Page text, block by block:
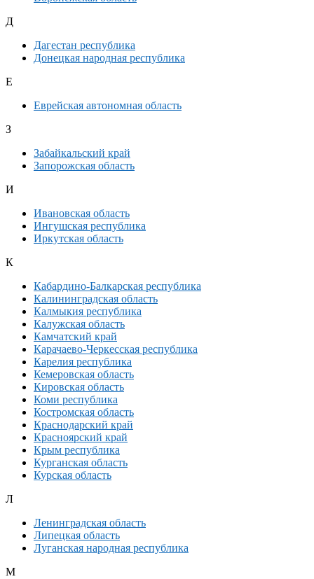
Д
Дагестан республика
Донецкая народная республика
Е
Еврейская автономная область
З
Забайкальский край
Запорожская область
И
Ивановская область
Ингушская республика
Иркутская область
К
Кабардино-Балкарская республика
Калининградская область
Калмыкия республика
Калужская область
Камчатский край
Карачаево-Черкесская республика
Карелия республика
Кемеровская область
Кировская область
Коми республика
Костромская область
Краснодарский край
Красноярский край
Крым республика
Курганская область
Курская область
Л
Ленинградская область
Липецкая область
Луганская народная республика
М